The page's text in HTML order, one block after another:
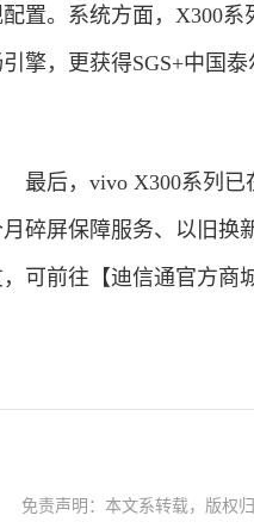
置。系统方面，X300
引擎，更获得SGS+中国
后，vivo X300系列已
碎屏保障服务、以旧换
，可前往【迪信通官方商
免责声明：本文系转载，版权